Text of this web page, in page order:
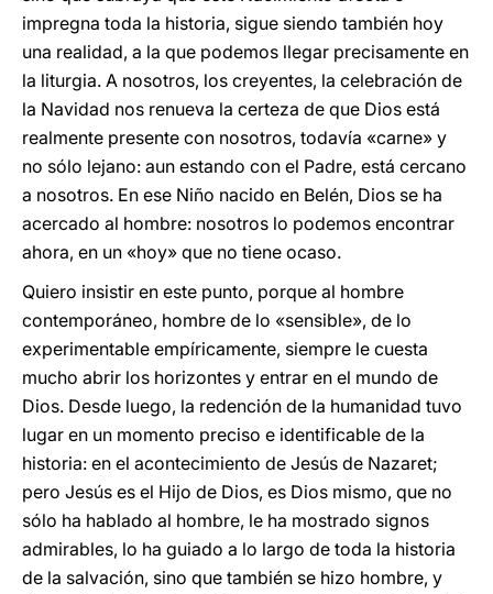
impregna toda la historia, sigue siendo también hoy
una realidad, a la que podemos llegar precisamente en
la liturgia. A nosotros, los creyentes, la celebración de
la Navidad nos renueva la certeza de que Dios está
realmente presente con nosotros, todavía «carne» y
no sólo lejano: aun estando con el Padre, está cercano
a nosotros. En ese Niño nacido en Belén, Dios se ha
acercado al hombre: nosotros lo podemos encontrar
ahora, en un «hoy» que no tiene ocaso.
Quiero insistir en este punto, porque al hombre
contemporáneo, hombre de lo «sensible», de lo
experimentable empíricamente, siempre le cuesta
mucho abrir los horizontes y entrar en el mundo de
Dios. Desde luego, la redención de la humanidad tuvo
lugar en un momento preciso e identificable de la
historia: en el acontecimiento de Jesús de Nazaret;
pero Jesús es el Hijo de Dios, es Dios mismo, que no
sólo ha hablado al hombre, le ha mostrado signos
admirables, lo ha guiado a lo largo de toda la historia
de la salvación, sino que también se hizo hombre, y